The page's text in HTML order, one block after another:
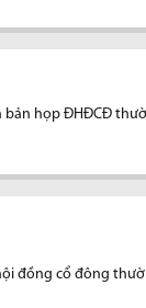
bản họp ĐHĐCĐ
đồng cổ đông